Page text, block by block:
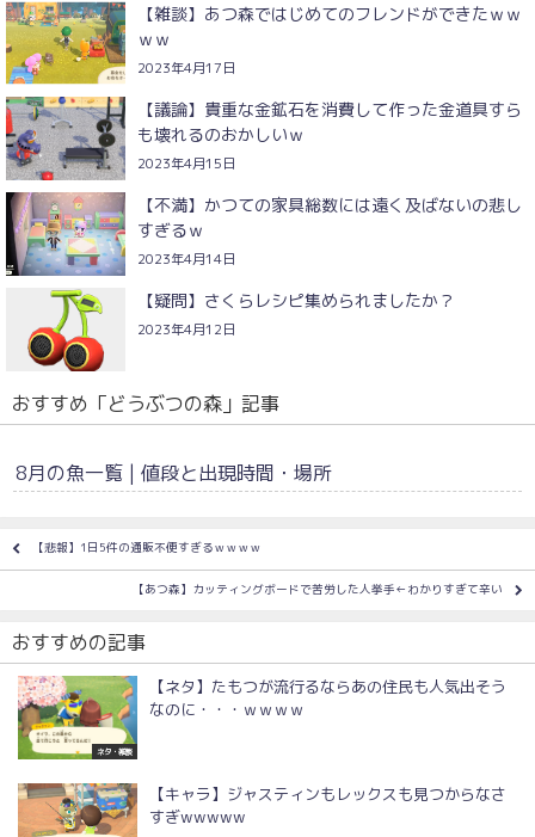
【雑談】あつ森ではじめてのフレンドができたｗｗ
ｗｗ
2023年4月17日
【議論】貴重な金鉱石を消費して作った金道具すら
も壊れるのおかしいｗ
2023年4月15日
【不満】かつての家具総数には遠く及ばないの悲し
すぎるｗ
2023年4月14日
【疑問】さくらレシピ集められましたか？
2023年4月12日
おすすめ「どうぶつの森」記事
8月の魚一覧 | 値段と出現時間・場所
【悲報】1日5件の通販不便すぎるｗｗｗｗ
【あつ森】カッティングボードで苦労した人挙手←わかりすぎて辛い
おすすめの記事
ネタ・雑談
【ネタ】たもつが流行るならあの住民も人気出そう
なのに・・・ｗｗｗｗ
【キャラ】ジャスティンもレックスも見つからなさ
すぎwwwww